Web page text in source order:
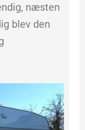
næsten
blev den